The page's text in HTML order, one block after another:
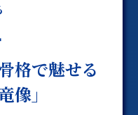
格で魅せる
像」